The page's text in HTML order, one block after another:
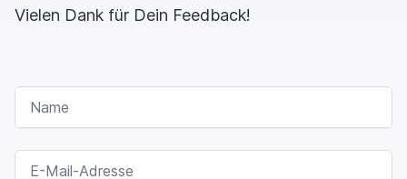
Sodastream, es gab ja schon immer diese Pampe,
und verfärbt wird. Habe ich jetzt gesehen, es gibt
jetzt die Gaskartuschen mit irgendwie, ich weiß
ziemlich saueklig, vor allem du hast ja, du
Vielen Dank für Dein Feedback!
NAME
E-MAIL-ADRESSE